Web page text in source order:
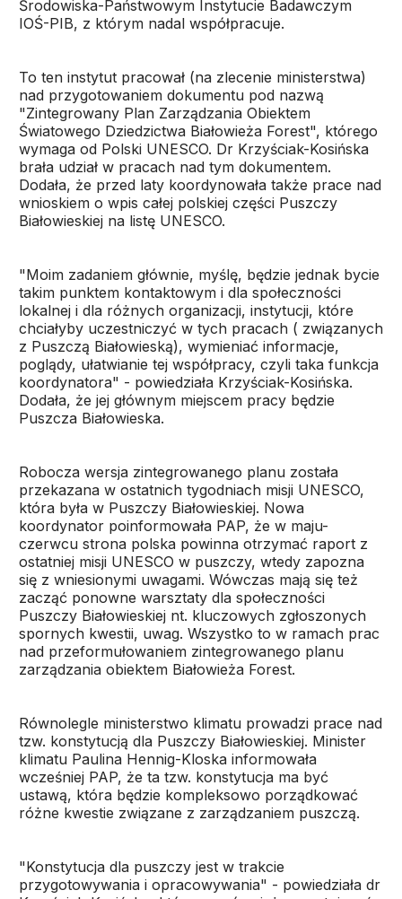
Środowiska-Państwowym Instytucie Badawczym
IOŚ-PIB, z którym nadal współpracuje.
To ten instytut pracował (na zlecenie ministerstwa)
nad przygotowaniem dokumentu pod nazwą
"Zintegrowany Plan Zarządzania Obiektem
Światowego Dziedzictwa Białowieża Forest", którego
wymaga od Polski UNESCO. Dr Krzyściak-Kosińska
brała udział w pracach nad tym dokumentem.
Dodała, że przed laty koordynowała także prace nad
wnioskiem o wpis całej polskiej części Puszczy
Białowieskiej na listę UNESCO.
"Moim zadaniem głównie, myślę, będzie jednak bycie
takim punktem kontaktowym i dla społeczności
lokalnej i dla różnych organizacji, instytucji, które
chciałyby uczestniczyć w tych pracach ( związanych
z Puszczą Białowieską), wymieniać informacje,
poglądy, ułatwianie tej współpracy, czyli taka funkcja
koordynatora" - powiedziała Krzyściak-Kosińska.
Dodała, że jej głównym miejscem pracy będzie
Puszcza Białowieska.
Robocza wersja zintegrowanego planu została
przekazana w ostatnich tygodniach misji UNESCO,
która była w Puszczy Białowieskiej. Nowa
koordynator poinformowała PAP, że w maju-
czerwcu strona polska powinna otrzymać raport z
ostatniej misji UNESCO w puszczy, wtedy zapozna
się z wniesionymi uwagami. Wówczas mają się też
zacząć ponowne warsztaty dla społeczności
Puszczy Białowieskiej nt. kluczowych zgłoszonych
spornych kwestii, uwag. Wszystko to w ramach prac
nad przeformułowaniem zintegrowanego planu
zarządzania obiektem Białowieża Forest.
Równolegle ministerstwo klimatu prowadzi prace nad
tzw. konstytucją dla Puszczy Białowieskiej. Minister
klimatu Paulina Hennig-Kloska informowała
wcześniej PAP, że ta tzw. konstytucja ma być
ustawą, która będzie kompleksowo porządkować
różne kwestie związane z zarządzaniem puszczą.
"Konstytucja dla puszczy jest w trakcie
przygotowywania i opracowywania" - powiedziała dr